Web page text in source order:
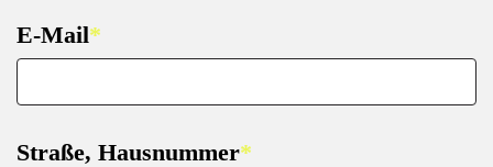
E-Mail*
Straße, Hausnummer*